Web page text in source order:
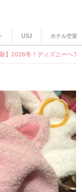
USJ ホテル空室
新】2026冬！ディズニーヘア